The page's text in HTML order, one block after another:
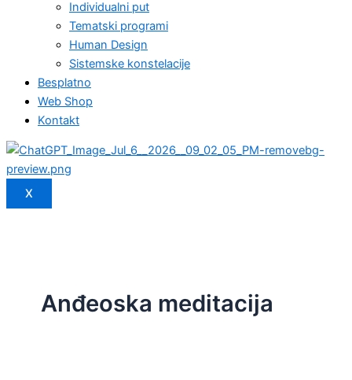
Individualni put
Tematski programi
Human Design
Sistemske konstelacije
Besplatno
Web Shop
Kontakt
X
Anđeoska meditacija